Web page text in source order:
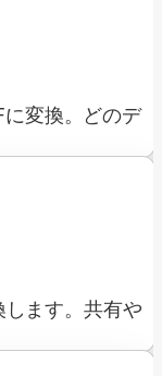
変換。どのデ
ます。共有や